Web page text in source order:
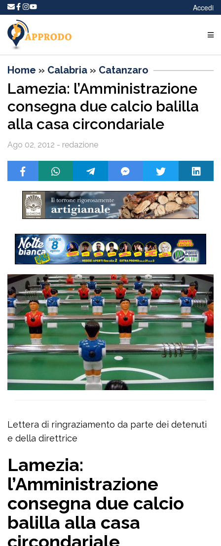
Accedi
Home » Calabria » Catanzaro
Lamezia: l’Amministrazione
consegna due calcio balilla
alla casa circondariale
Ago 02, 2012 - redazione
Lettera di ringraziamento da parte dei detenuti
e della direttrice
Lamezia:
l’Amministrazione
consegna due calcio
balilla alla casa
circondariale